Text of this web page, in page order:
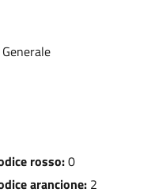
rosso:0
arancione: 2